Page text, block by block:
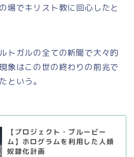
場でキリスト教に回心したと
トガルの全ての新聞で大々的
象はこの世の終わりの前兆で
という。
【プロジェクト・ブルービー
ム】ホログラムを利用した人類
奴隷化計画